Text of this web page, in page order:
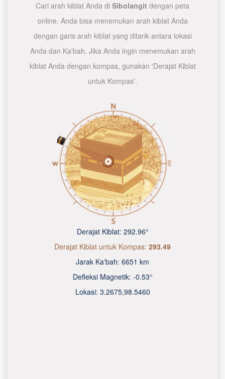
Cari arah kiblat Anda di Sibolangit dengan peta
online. Anda bisa menemukan arah kiblat Anda
dengan garis arah kiblat yang ditarik antara lokasi
Anda dan Ka'bah. Jika Anda ingin menemukan arah
kiblat Anda dengan kompas, gunakan 'Derajat Kiblat
untuk Kompas'.
Derajat Kiblat: 292.96°
Derajat Kiblat untuk Kompas: 293.49
Jarak Ka'bah: 6651 km
Defleksi Magnetik: -0.53°
Lokasi: 3.2675,98.5460